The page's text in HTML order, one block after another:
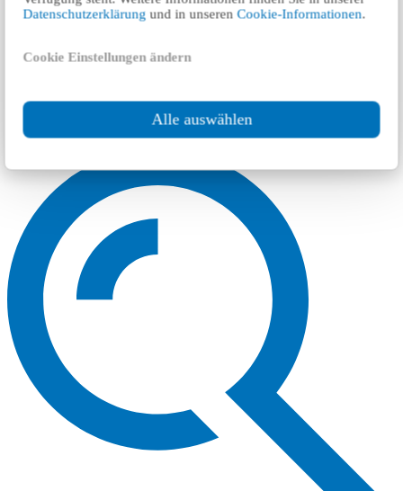
Datenschutzerklärung und in unserenCookie-Informationen.
Cookie Einstellungen ändern
Alle auswählen